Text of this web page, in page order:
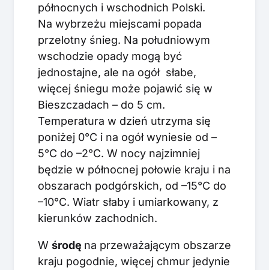
północnych i wschodnich Polski.
Na wybrzeżu miejscami popada
przelotny śnieg. Na południowym
wschodzie opady mogą być
jednostajne, ale na ogół słabe,
więcej śniegu może pojawić się w
Bieszczadach – do 5 cm.
Temperatura w dzień utrzyma się
poniżej 0°C i na ogół wyniesie od –
5°C do –2°C. W nocy najzimniej
będzie w północnej połowie kraju i na
obszarach podgórskich, od –15°C do
–10°C. Wiatr słaby i umiarkowany, z
kierunków zachodnich.
W środę na przeważającym obszarze
kraju pogodnie, więcej chmur jedynie